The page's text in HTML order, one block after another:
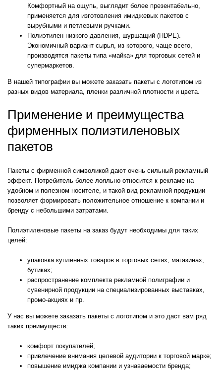
Комфортный на ощупь, выглядит более презентабельно,
применяется для изготовления имиджевых пакетов с
вырубными и петлевыми ручками.
Полиэтилен низкого давления, шуршащий (HDPE).
Экономичный вариант сырья, из которого, чаще всего,
производятся пакеты типа «майка» для торговых сетей и
супермаркетов.
В нашей типографии вы можете заказать пакеты с логотипом из
разных видов материала, пленки различной плотности и цвета.
Применение и преимущества
фирменных полиэтиленовых
пакетов
Пакеты с фирменной символикой дают очень сильный рекламный
эффект. Потребитель более лояльно относится к рекламе на
удобном и полезном носителе, и такой вид рекламной продукции
позволяет формировать положительное отношение к компании и
бренду с небольшими затратами.
Полиэтиленовые пакеты на заказ будут необходимы для таких
целей:
упаковка купленных товаров в торговых сетях, магазинах,
бутиках;
распространение комплекта рекламной полиграфии и
сувенирной продукции на специализированных выставках,
промо-акциях и пр.
У нас вы можете заказать пакеты с логотипом и это даст вам ряд
таких преимуществ:
комфорт покупателей;
привлечение внимания целевой аудитории к торговой марке;
повышение имиджа компании и узнаваемости бренда;